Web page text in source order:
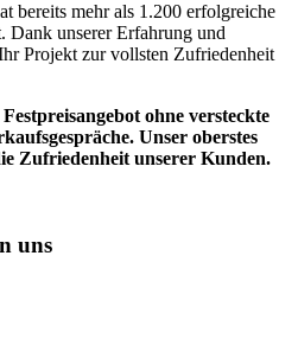
bereits mehr als 1.200 erfolgreiche
Dank unserer Erfahrung und
Projekt zur vollsten Zufriedenheit
ohne versteckte
Unser oberstes
Zufriedenheit unserer Kunden.
uns